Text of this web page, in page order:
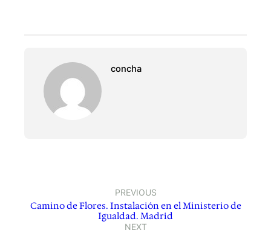
concha
PREVIOUS
Camino de Flores. Instalación en el Ministerio de
Igualdad. Madrid
NEXT